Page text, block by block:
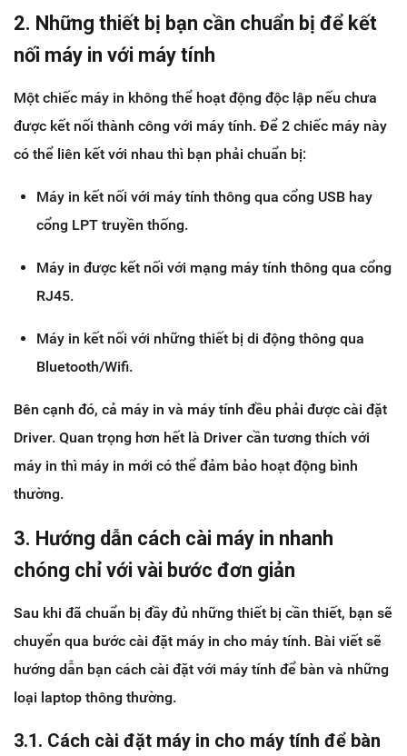
2. Những thiết bị bạn cần chuẩn bị để kết
nối máy in với máy tính
Một chiếc máy in không thể hoạt động độc lập nếu chưa
được kết nối thành công với máy tính. Để 2 chiếc máy này
có thể liên kết với nhau thì bạn phải chuẩn bị:
Máy in kết nối với máy tính thông qua cổng USB hay
cổng LPT truyền thống.
Máy in được kết nối với mạng máy tính thông qua cổng
RJ45.
Máy in kết nối với những thiết bị di động thông qua
Bluetooth/Wifi.
Bên cạnh đó, cả máy in và máy tính đều phải được cài đặt
Driver. Quan trọng hơn hết là Driver cần tương thích với
máy in thì máy in mới có thể đảm bảo hoạt động bình
thường.
3. Hướng dẫn cách cài máy in nhanh
chóng chỉ với vài bước đơn giản
Sau khi đã chuẩn bị đầy đủ những thiết bị cần thiết, bạn sẽ
chuyển qua bước cài đặt máy in cho máy tính. Bài viết sẽ
hướng dẫn bạn cách cài đặt với máy tính để bàn và những
loại laptop thông thường.
3.1. Cách cài đặt máy in cho máy tính để bàn